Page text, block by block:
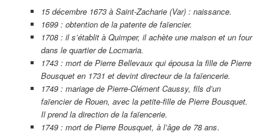
15 décembre 1673 à Saint-Zacharie (Var) : naissance.
1699 : obtention de la patente de faïencier.
1708 : il s’établit à Quimper, il achète une maison et un four
dans le quartier de Locmaria.
1743 : mort de Pierre Bellevaux qui épousa la fille de Pierre
Bousquet en 1731 et devint directeur de la faïencerie.
1749 : mariage de Pierre-Clément Caussy, fils d’un
faïencier de Rouen, avec la petite-fille de Pierre Bousquet.
Il prend la direction de la faïencerie.
1749 : mort de Pierre Bousquet, à l’âge de 78 ans.